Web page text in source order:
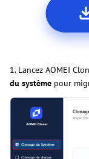
1. Lancez AOMEI
du système pour